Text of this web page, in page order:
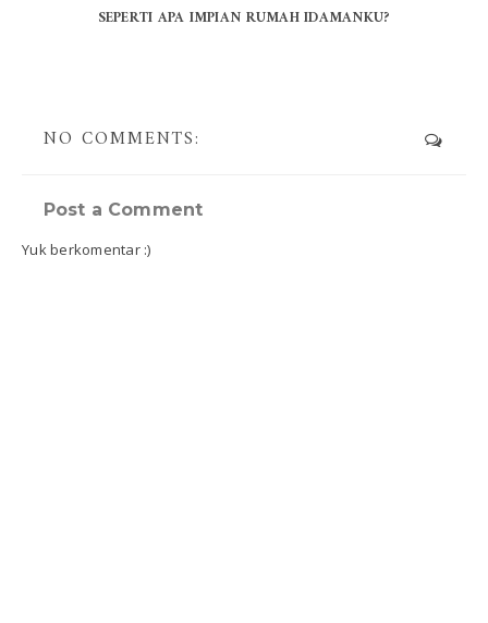
SEPERTI APA IMPIAN RUMAH IDAMANKU?
NO COMMENTS:
Post a Comment
Yuk berkomentar :)